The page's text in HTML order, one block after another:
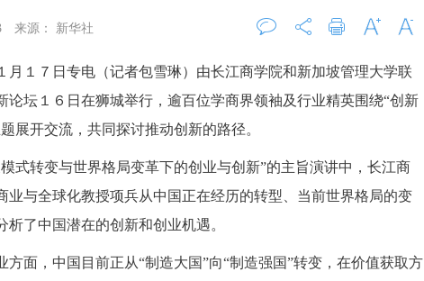
来源： 新华社
评论 打印 字大 字小
１７日专电（记者包雪琳）由长江商学院和新加坡管理大学联
论坛１６日在狮城举行，逾百位学商界领袖及行业精英围绕“创新
展开交流，共同探讨推动创新的路径。
转变与世界格局变革下的创业与创新”的主旨演讲中，长江商
业与全球化教授项兵从中国正在经历的转型、当前世界格局的变
析了中国潜在的创新和创业机遇。
面，中国目前正从“制造大国”向“制造强国”转变，在价值获取方